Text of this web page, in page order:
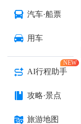
汽车·船票
用车
AI行程助手
NEW
攻略·景点
旅游地图